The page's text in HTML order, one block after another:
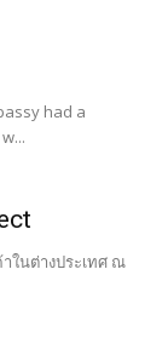
had a
ในต่างประเทศ ณ